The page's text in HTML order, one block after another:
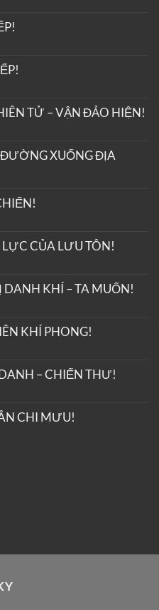
TỬ – VẬN ĐẢO HIỆN!
XUỐNG ĐỊA
CỦA LƯU TÔN!
KHÍ – TA MUỐN!
KHÍ PHONG!
– CHIẾN THƯ!
CHI MƯU!